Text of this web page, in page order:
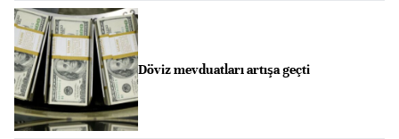
Döviz mevduatları artışa geçti